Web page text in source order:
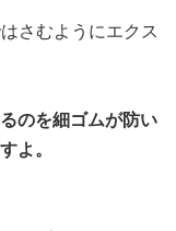
さむようにエクス
のを細ゴムが防い
よ。